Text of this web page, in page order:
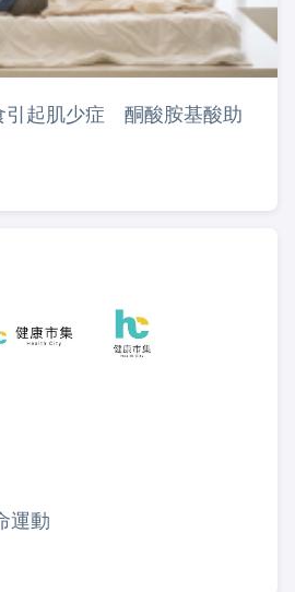
引起肌少症 酮酸胺基酸助
運動